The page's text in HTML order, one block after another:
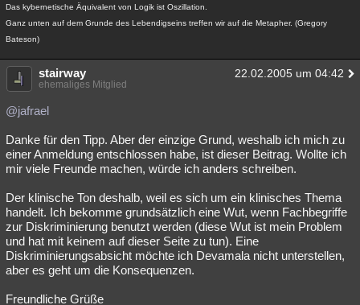
Das kybernetische Äquivalent von Logik ist Oszillation.
Ganz unten auf dem Grunde des Lebendigseins treffen wir auf die Metapher. (Gregory
Bateson)
stairway 22.02.2005 um 04:42
ehemaliges Mitglied
@jafrael
Danke für den Tipp. Aber der einzige Grund, weshalb ich mich zu
einer Anmeldung entschlossen habe, ist dieser Beitrag. Wollte ich
mir viele Freunde machen, würde ich anders schreiben.
Der klinische Ton deshalb, weil es sich um ein klinisches Thema
handelt. Ich bekomme grundsätzlich eine Wut, wenn Fachbegriffe
zur Diskriminierung benutzt werden (diese Wut ist mein Problem
und hat mit keinem auf dieser Seite zu tun). Eine
Diskriminierungsabsicht möchte ich Devamala nicht unterstellen,
aber es geht um die Konsequenzen.
Freundliche Grüße